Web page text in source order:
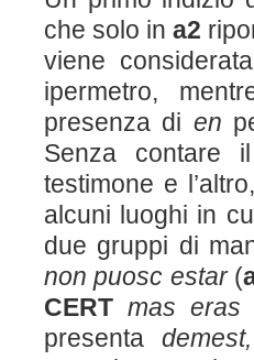
che solo ina2
viene
ipermetro,
presenza di en
Senza contare
testimone e
alcuni luoghi in
due gruppi di
non puosc estar (
CERT mas eras
presenta